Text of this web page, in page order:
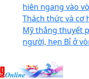
hiên ngang vào
Thách thức và cơ
Mỹ thắng thuyết
người, hẹn Bỉ ở